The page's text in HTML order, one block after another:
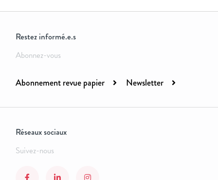
Restez informé.e.s
Abonnez-vous
Abonnement revue papier Newsletter
Réseaux sociaux
Suivez-nous